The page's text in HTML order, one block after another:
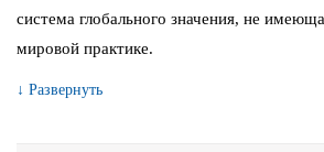
система глобального значения, не
мировой практике.
↓ Развернуть